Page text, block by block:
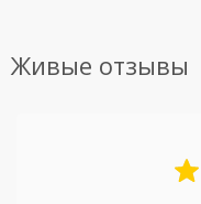
Живые отзывы